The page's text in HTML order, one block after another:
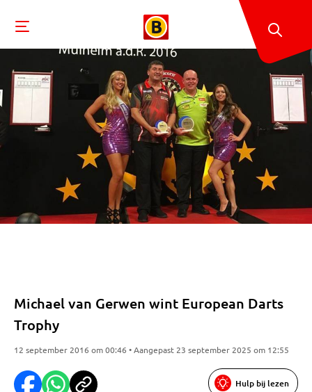
Michael van Gerwen wint European Darts
Trophy
12 september 2016 om 00:46 • Aangepast 23 september 2025 om 12:55
Hulp bij lezen